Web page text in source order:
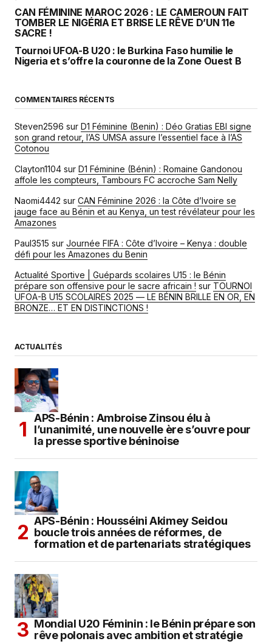
CAN FÉMININE MAROC 2026 : LE CAMEROUN FAIT
TOMBER LE NIGÉRIA ET BRISE LE RÊVE D’UN 11e
SACRE !
Tournoi UFOA-B U20 : le Burkina Faso humilie le
Nigeria et s’offre la couronne de la Zone Ouest B
COMMENTAIRES RÉCENTS
Steven2596 sur D1 Féminine (Benin) : Déo Gratias EBI signe
son grand retour, l’AS UMSA assure l’essentiel face à l’AS
Cotonou
Clayton1104 sur D1 Féminine (Bénin) : Romaine Gandonou
affole les compteurs, Tambours FC accroche Sam Nelly
Naomi4442 sur CAN Féminine 2026 : la Côte d’Ivoire se
jauge face au Bénin et au Kenya, un test révélateur pour les
Amazones
Paul3515 sur Journée FIFA : Côte d’Ivoire – Kenya : double
défi pour les Amazones du Benin
Actualité Sportive | Guépards scolaires U15 : le Bénin
prépare son offensive pour le sacre africain ! sur TOURNOI
UFOA-B U15 SCOLAIRES 2025 — LE BÉNIN BRILLE EN OR, EN
BRONZE… ET EN DISTINCTIONS !
ACTUALITÉS
APS-Bénin : Ambroise Zinsou élu à
l’unanimité, une nouvelle ère s’ouvre pour
la presse sportive béninoise
APS-Bénin : Housséini Akimey Seidou
boucle trois années de réformes, de
formation et de partenariats stratégiques
Mondial U20 Féminin : le Bénin prépare son
rêve polonais avec ambition et stratégie